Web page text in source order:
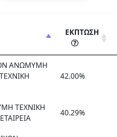
ΕΚΠΤΩΣΗ
ΑΝΩΜΥΜΗ
42.00%
ΤΕΧΝΙΚΗ
40.29%